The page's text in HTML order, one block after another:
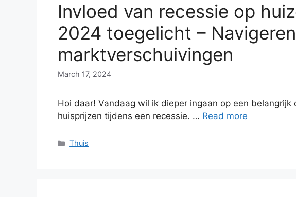
Invloed van recessie op
2024 toegelicht –
marktverschuivingen
March 17, 2024
Hoi daar! Vandaag wil ik dieper ingaan op een
huisprijzen tijdens een recessie. … Read more
Categories
Thuis